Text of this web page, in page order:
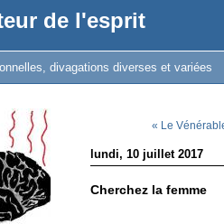
de l'esprit
divagations diverses et variées
« Le
lundi, 10 juillet 2017
Cherchez la femme